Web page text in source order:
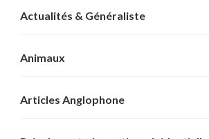
Actualités & Généraliste
Animaux
Articles Anglophone